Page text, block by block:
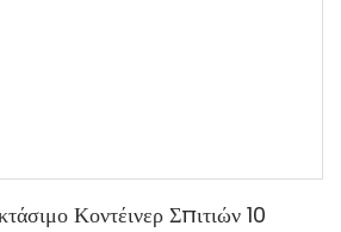
Κοντέινερ Σπιτιών 10